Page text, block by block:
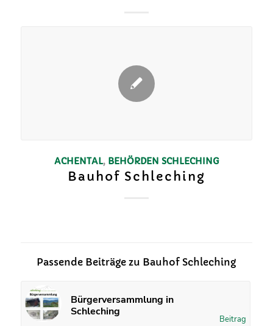
ACHENTAL, BEHÖRDEN SCHLECHING
Bauhof Schleching
Passende Beiträge zu Bauhof Schleching
Bürgerversammlung in
Schleching
Beitrag